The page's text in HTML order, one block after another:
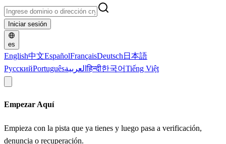
Iniciar sesión
es
English中文EspañolFrançaisDeutsch 日本語
РусскийPortuguêsالعربيةहिन्दी한국어Tiếng Việt
Empezar Aquí
Empieza con la pista que ya tienes y luego pasa a verificación,
denuncia o recuperación.